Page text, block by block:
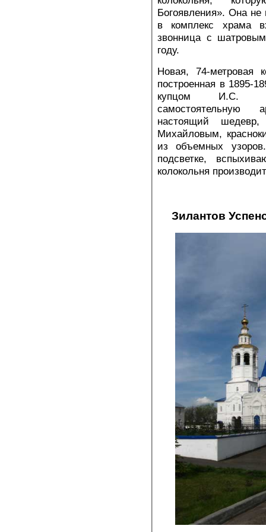
Богоявления». Она не
в комплекс храма
звонница с
году.
Новая, 74-метровая
построенная в 1895-
купцом И.С.
самостоятельную
настоящий
Михайловым,
из объемных
подсветке,
колокольня
Зилантов